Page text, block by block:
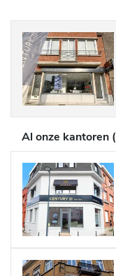
Al onze kantoren (